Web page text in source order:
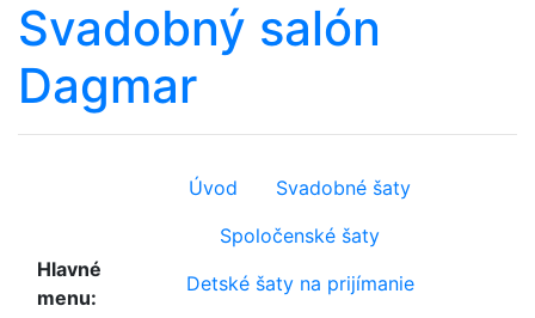
Svadobný salón
Dagmar
Hlavné
menu:
Úvod
Svadobné šaty
Spoločenské šaty
Detské šaty na prijímanie